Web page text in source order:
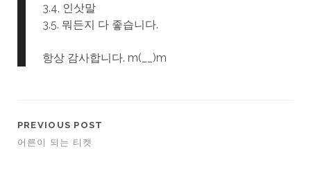
3.4, 인삿말
3.5. 뭐든지 다 좋습니다.
항상 감사합니다. m(__)m
PREVIOUS POST
어른이 되는 티켓